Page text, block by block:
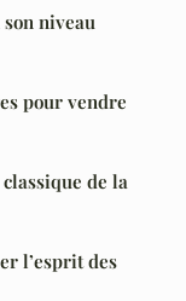
niveau
pour vendre
de la
l’esprit des